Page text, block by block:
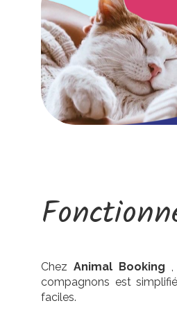
ChezAnimal Booking
compagnons est
faciles.